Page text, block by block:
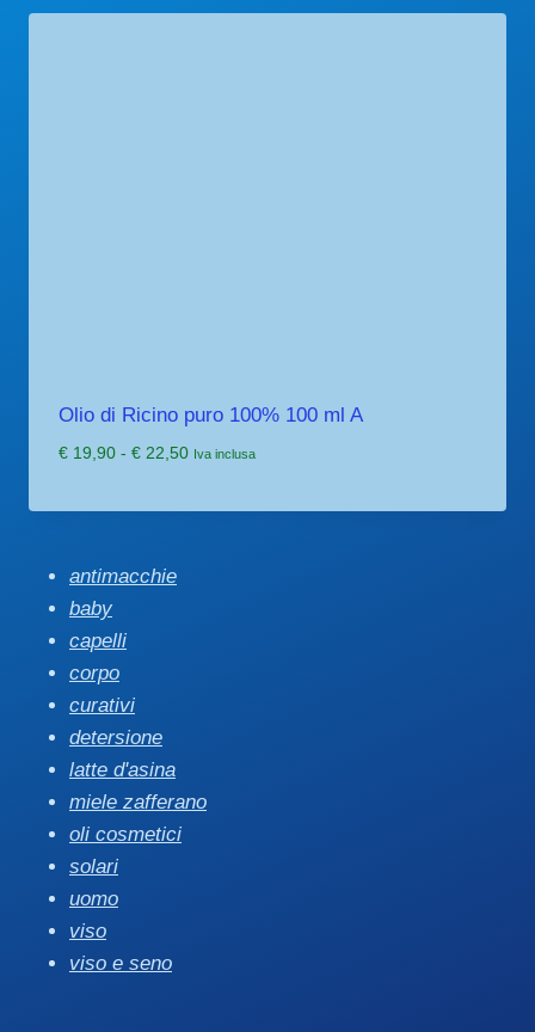
Olio di Ricino puro 100% 100 ml A
€19,90 - €22,50Fascia
Iva inclusa
antimacchie
baby
capelli
corpo
curativi
detersione
latte d'asina
miele zafferano
oli cosmetici
solari
uomo
viso
viso e seno